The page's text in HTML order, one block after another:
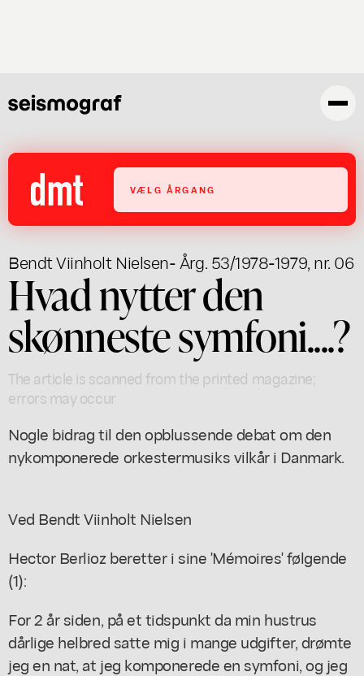
VÆLG ÅRGANG
Bendt Viinholt Nielsen- Årg. 53/1978-1979, nr. 06
Hvad nytter den
skønneste symfoni....?
The article is scanned from the printed magazine;
errors may occur
Nogle bidrag til den opblussende debat om den
nykomponerede orkestermusiks vilkår i Danmark.
Ved Bendt Viinholt Nielsen
Hector Berlioz beretter i sine 'Mémoires' følgende
(1):
For 2 år siden, på et tidspunkt da min hustrus
dårlige helbred satte mig i mange udgifter, drømte
jeg en nat, at jeg komponerede en symfoni, og jeg